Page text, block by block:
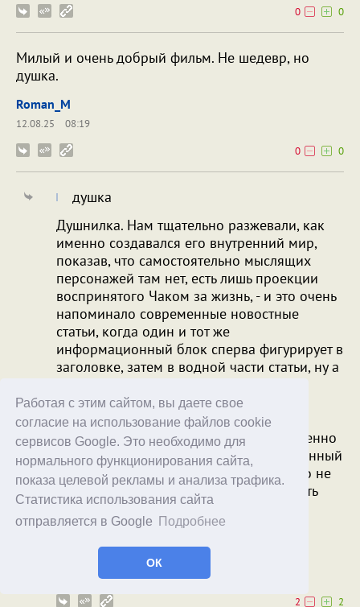
Работая с этим сайтом, вы даете свое
согласие на использование файлов cookie
сервисов Google. Это необходимо для
нормального функционирования сайта,
показа целевой рекламы и анализа трафика.
Статистика использования сайта
отправляется в Google
Подробнее
ОК
0
0
Милый и очень добрый фильм. Не шедевр, но
душка.
Roman_M
12.08.25
08:19
0
0
душка
Душнилка. Нам тщательно разжевали, как
именно создавался его внутренний мир,
показав, что самостоятельно мыслящих
персонажей там нет, есть лишь проекции
воспринятого Чаком за жизнь, - и это очень
напоминало современные новостные
статьи, когда один и тот же
информационный блок сперва фигурирует в
заголовке, затем в водной части статьи, ну а
повторяется в самой статье.
Действительно интересно, из каких именно
исходных элементов собран его мысленный
конструкт? Нет, не интересно - уж точно не
настолько, чтобы целиком прослушивать
одни и те же "мемовые афоризмы" по
нескольку раз целиком.
Алекс У
2
2